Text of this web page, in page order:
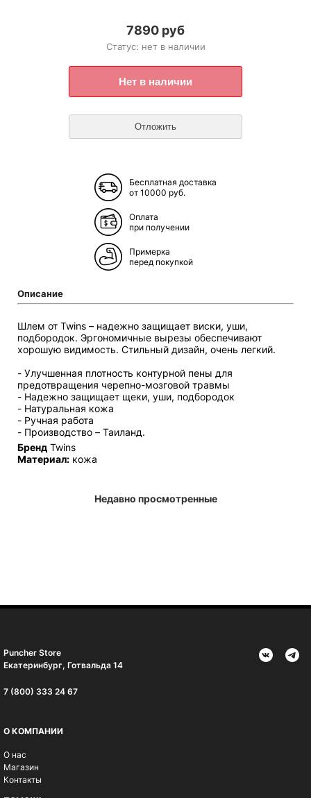
7890 руб
Статус: нет в наличии
Бесплатная доставка
от 10000 руб.
Оплата
при получении
Примерка
перед покупкой
Описание
Шлем от Twins – надежно защищает виски, уши,
подбородок. Эргономичные вырезы обеспечивают
хорошую видимость. Стильный дизайн, очень легкий.
- Улучшенная плотность контурной пены для
предотвращения черепно-мозговой травмы
- Надежно защищает щеки, уши, подбородок
- Натуральная кожа
- Ручная работа
- Производство – Таиланд.
Бренд Twins
Материал: кожа
Недавно просмотренные
Puncher Store
Екатеринбург, Готвальда 14
7 (800) 333 24 67
О КОМПАНИИ
О нас
Магазин
Контакты